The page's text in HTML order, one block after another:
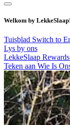
Welkom by LekkeSlaap!
Tuisblad Switch to
Lys by ons
LekkeSlaap Rewards
Teken aan Wie Is